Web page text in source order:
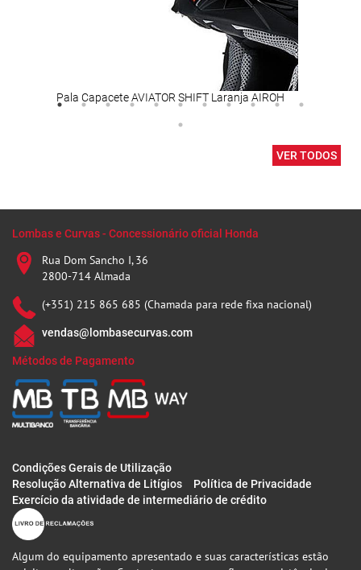
Pala Capacete AVIATOR SHIFT Laranja AIROH
VER TODOS
Lombas e Curvas - Concessionário oficial Honda
Rua Dom Sancho I, 36
2800-714 Almada
(+351) 215 865 685 (Chamada para rede fixa nacional)
vendas@lombasecurvas.com
Métodos de Pagamento
Condições Gerais de Utilização
Resolução Alternativa de Litígios
Política de Privacidade
Exercício da atividade de intermediário de crédito
Algum do equipamento apresentado e suas características estão